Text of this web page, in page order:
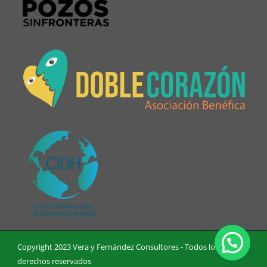
Copyright 2023 Vera y Fernández Consultores - Todos los
derechos reservados